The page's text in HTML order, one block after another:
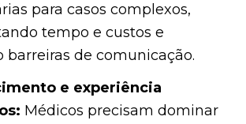
para casos complexos,
tempo e custos e
barreiras de comunicação.
e experiência
Médicos precisam dominar